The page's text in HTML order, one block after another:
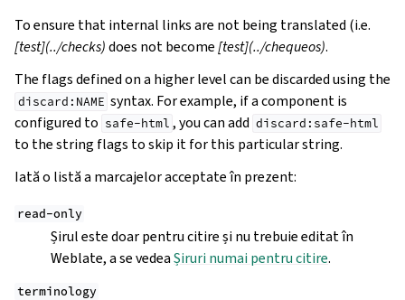
To ensure that internal links are not being translated (i.e.
[test](../checks)does not become[test](../chequeos).
The flags defined on a higher level can be discarded using the
discard:NAME syntax. For example, if a component is
configured to safe-html , you can add discard:safe-html
to the string flags to skip it for this particular string.
Iată o listă a marcajelor acceptate în prezent:
read-only
Șirul este doar pentru citire și nu trebuie editat în
Weblate, a se vedeaȘiruri numai pentru citire.
terminology